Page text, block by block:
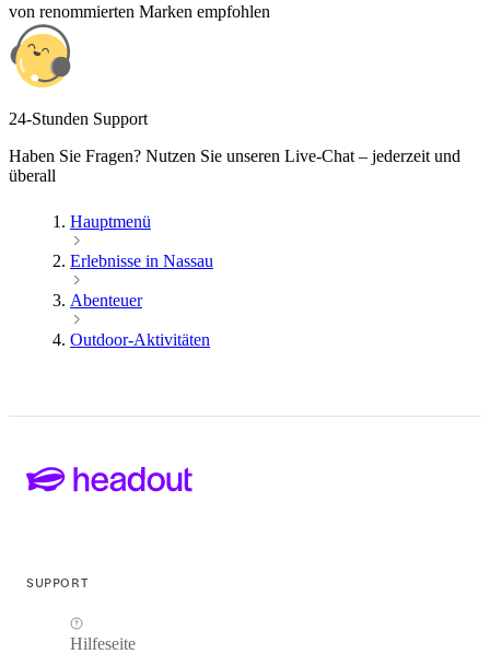
von renommierten Marken empfohlen
24-Stunden Support
Haben Sie Fragen? Nutzen Sie unseren Live-Chat – jederzeit und
überall
Hauptmenü
Erlebnisse in Nassau
Abenteuer
Outdoor-Aktivitäten
SUPPORT
Hilfeseite